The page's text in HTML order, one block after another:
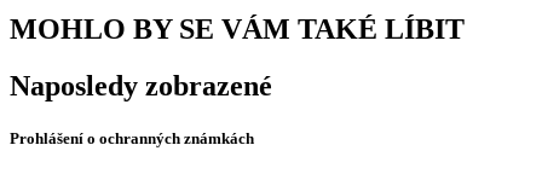
MOHLO BY SE VÁM TAKÉ LÍBIT
Naposledy zobrazené
Prohlášení o ochranných známkách